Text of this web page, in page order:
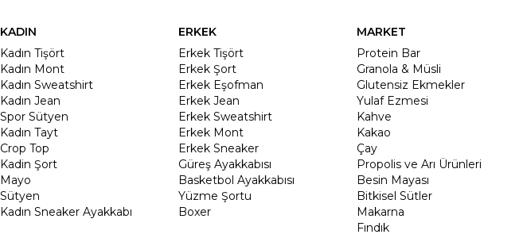
KADIN
Kadın Tişört
Kadın Mont
Kadın Sweatshirt
Kadın Jean
Spor Sütyen
Kadın Tayt
Crop Top
Kadin Şort
Mayo
Sütyen
Kadın Sneaker Ayakkabı
ERKEK
Erkek Tişört
Erkek Şort
Erkek Eşofman
Erkek Jean
Erkek Sweatshirt
Erkek Mont
Erkek Sneaker
Güreş Ayakkabısı
Basketbol Ayakkabısı
Yüzme Şortu
Boxer
MARKET
Protein Bar
Granola & Müsli
Glutensiz Ekmekler
Yulaf Ezmesi
Kahve
Kakao
Çay
Propolis ve Arı Ürünleri
Besin Mayası
Bitkisel Sütler
Makarna
Fındık